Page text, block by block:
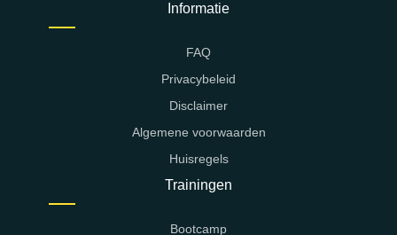
Informatie
FAQ
Privacybeleid
Disclaimer
Algemene voorwaarden
Huisregels
Trainingen
Bootcamp